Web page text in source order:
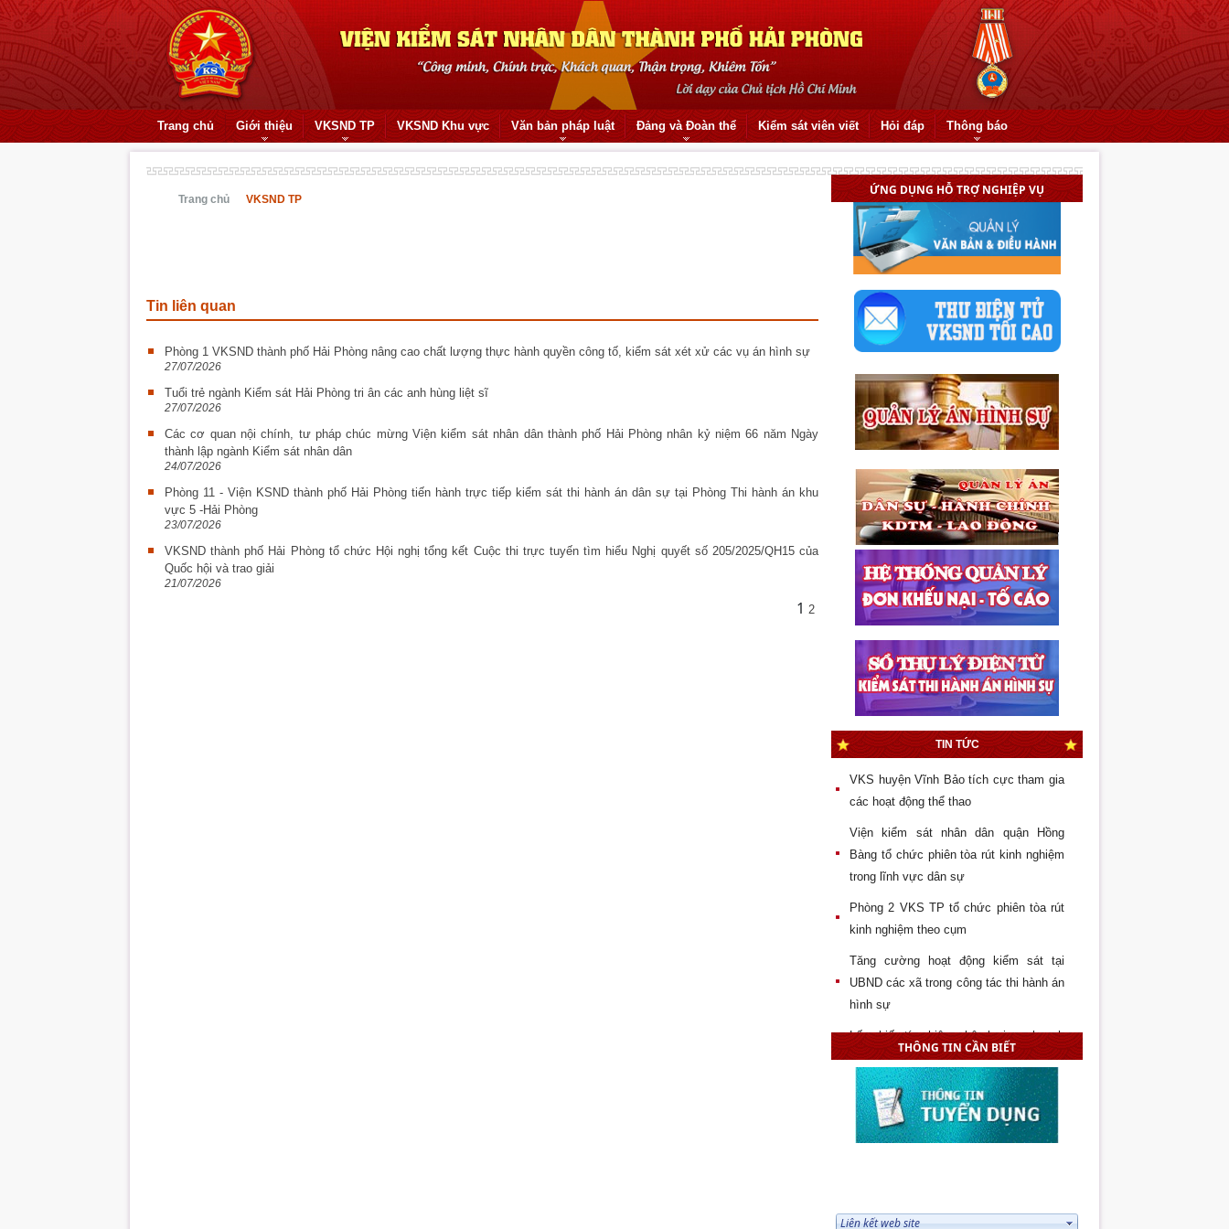
Trang chủ Giới thiệu VKSND TP VKSND Khu vực Văn bản pháp luật Đảng và Đoàn thể Kiểm sát viên viết Hỏi đáp Thông báo
Trang chủ VKSND TP
Tin liên quan
Phòng 1 VKSND thành phố Hải Phòng nâng cao chất lượng thực hành quyền công tố, kiểm sát xét xử các vụ án hình sự
27/07/2026
Tuổi trẻ ngành Kiểm sát Hải Phòng tri ân các anh hùng liệt sĩ
27/07/2026
Các cơ quan nội chính, tư pháp chúc mừng Viện kiểm sát nhân dân thành phố Hải Phòng nhân kỷ niệm 66 năm Ngày
thành lập ngành Kiểm sát nhân dân
24/07/2026
Phòng 11 - Viện KSND thành phố Hải Phòng tiến hành trực tiếp kiểm sát thi hành án dân sự tại Phòng Thi hành án khu
vực 5 -Hải Phòng
23/07/2026
VKSND thành phố Hải Phòng tổ chức Hội nghị tổng kết Cuộc thi trực tuyến tìm hiểu Nghị quyết số 205/2025/QH15 của
Quốc hội và trao giải
21/07/2026
1 2
ỨNG DỤNG HỖ TRỢ NGHIỆP VỤ
TIN TỨC
Quốc hội bầu Viện trưởng VKSND tối
cao
Thẩm quyền áp dụng biện pháp bắt
buộc chữa bệnh trong giai đoạn giải
quyết tố giác, tin báo tội phạm
Thực hiện đột phá trong lĩnh vực kiểm
sát thi hành án hình sự
Mâu thuẫn nhỏ, hậu quả lớn
Đại hội Chi đoàn Liên cơ quan Viện
quận Dương Kinh lần
VKS huyện Vĩnh Bảo tích cực tham gia
các hoạt động thể thao
Viện kiểm sát nhân dân quận Hồng
Bàng tổ chức phiên tòa rút kinh nghiệm
trong lĩnh vực dân sự
Phòng 2 VKS TP tổ chức phiên tòa rút
kinh nghiệm theo cụm
Tăng cường hoạt động kiểm sát tại
UBND các xã trong công tác thi hành án
hình sự
Lấy phiếu tín nhiệm phân loại quy hoạch
cán bộ VKS huyện Vĩnh Bảo
Đại hội chi đoàn Tòa án – Viện kiểm sát
– Thi hành án quận Hải An lần thứ 2,
nhiệm kỳ 2017 - 2019
THÔNG TIN CẦN BIẾT